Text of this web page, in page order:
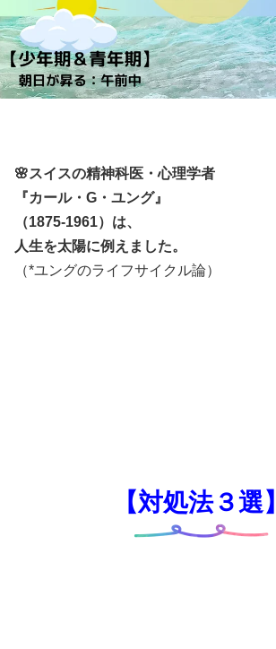
🌸スイスの精神科医・心理学者
『カール・G・ユング』
（1875-1961）は、
人生を太陽に例えました。
（*ユングのライフサイクル論）
【対処法３選】